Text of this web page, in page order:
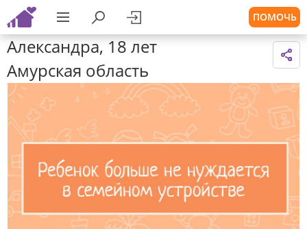
ПОМОЧЬ
Александра, 18 лет
Амурская область